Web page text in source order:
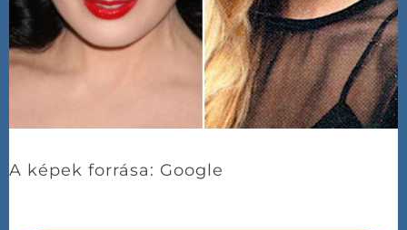
A képek forrása: Google